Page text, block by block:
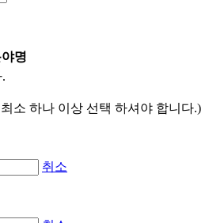
명
소 하나 이상 선택 하셔야 합니다.)
취소